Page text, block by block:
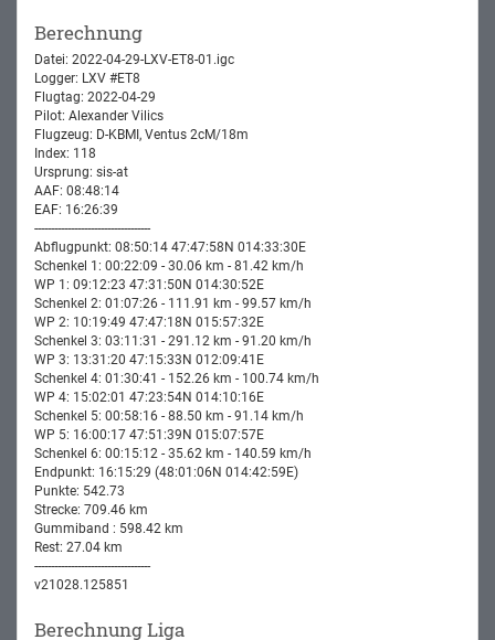
Berechnung
Datei: 2022-04-29-LXV-ET8-01.igc
Logger: LXV #ET8
Flugtag: 2022-04-29
Pilot: Alexander Vilics
Flugzeug: D-KBMI, Ventus 2cM/18m
Index: 118
Ursprung: sis-at
AAF: 08:48:14
EAF: 16:26:39
-----------------------------------
Abflugpunkt: 08:50:14 47:47:58N 014:33:30E
Schenkel 1: 00:22:09 - 30.06 km - 81.42 km/h
WP 1: 09:12:23 47:31:50N 014:30:52E
Schenkel 2: 01:07:26 - 111.91 km - 99.57 km/h
WP 2: 10:19:49 47:47:18N 015:57:32E
Schenkel 3: 03:11:31 - 291.12 km - 91.20 km/h
WP 3: 13:31:20 47:15:33N 012:09:41E
Schenkel 4: 01:30:41 - 152.26 km - 100.74 km/h
WP 4: 15:02:01 47:23:54N 014:10:16E
Schenkel 5: 00:58:16 - 88.50 km - 91.14 km/h
WP 5: 16:00:17 47:51:39N 015:07:57E
Schenkel 6: 00:15:12 - 35.62 km - 140.59 km/h
Endpunkt: 16:15:29 (48:01:06N 014:42:59E)
Punkte: 542.73
Strecke: 709.46 km
Gummiband : 598.42 km
Rest: 27.04 km
-----------------------------------
v21028.125851
Berechnung Liga